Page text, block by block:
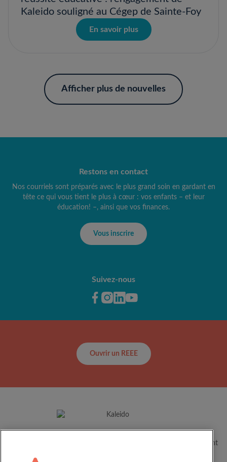
Kaleido souligné au Cégep de Sainte-Foy
En savoir plus
Afficher plus de nouvelles
Restons en contact
Nos courriels sont préparés avec le plus grand soin en gardant en
tête ce qui vous tient le plus à cœur : vos enfants – et leur
éducation! –, ainsi que vos finances.
Vous inscrire
Suivez-nous
Ouvrir un REEE
concrétiser le plein potentiel de leurs enfants en les accompagnant